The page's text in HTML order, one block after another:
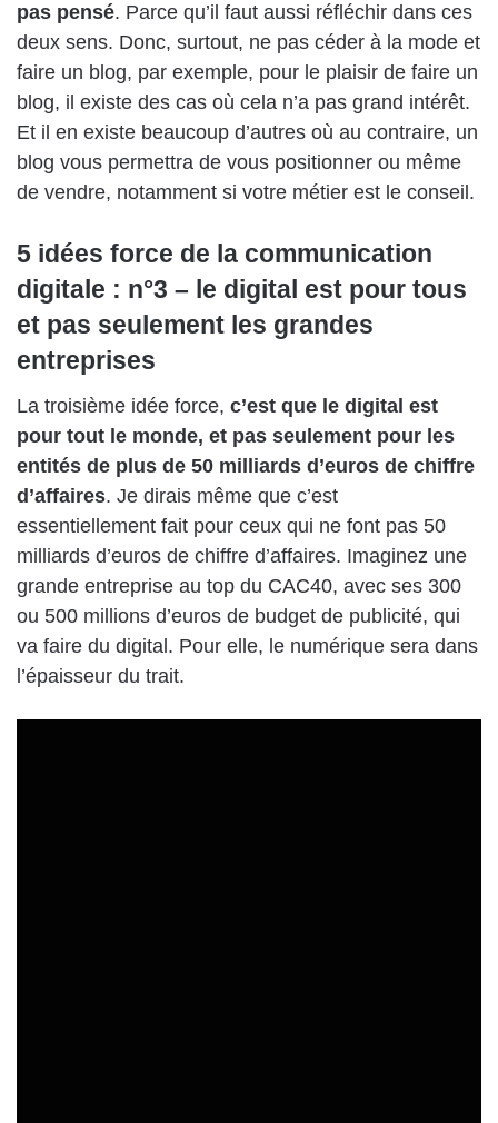
pas pensé. Parce qu’il faut aussi réfléchir dans ces
deux sens. Donc, surtout, ne pas céder à la mode et
faire un blog, par exemple, pour le plaisir de faire un
blog, il existe des cas où cela n’a pas grand intérêt.
Et il en existe beaucoup d’autres où au contraire, un
blog vous permettra de vous positionner ou même
de vendre, notamment si votre métier est le conseil.
5 idées force de la communication
digitale : n°3 – le digital est pour tous
et pas seulement les grandes
entreprises
La troisième idée force, c’est que le digital est
pour tout le monde, et pas seulement pour les
entités de plus de 50 milliards d’euros de chiffre
d’affaires. Je dirais même que c’est
essentiellement fait pour ceux qui ne font pas 50
milliards d’euros de chiffre d’affaires. Imaginez une
grande entreprise au top du CAC40, avec ses 300
ou 500 millions d’euros de budget de publicité, qui
va faire du digital. Pour elle, le numérique sera dans
l’épaisseur du trait.